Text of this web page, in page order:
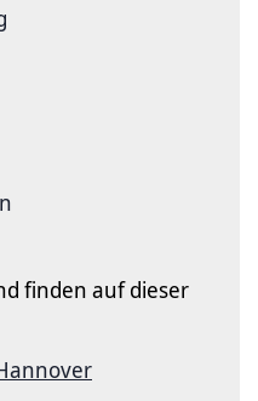
finden auf dieser